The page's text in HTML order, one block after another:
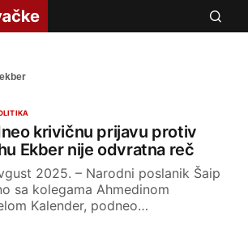
krivičnu prijavu protiv
Ekber nije odvratna reč
2025. – Narodni poslanik Šaip
sa kolegama Ahmedinom
Kalender, podneo…